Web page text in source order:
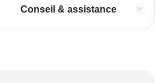
Conseil & assistance